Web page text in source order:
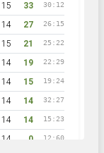
15 33 30:12
14 27 26:15
15 21 25:22
14 19 22:29
14 15 19:24
14 14 32:27
14 14 15:23
14 0 12:60